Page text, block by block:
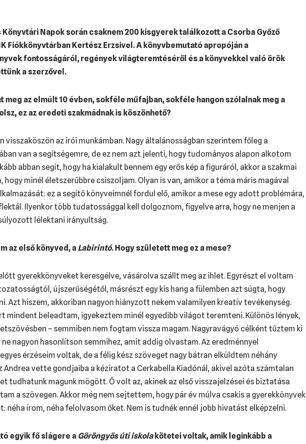
Napok során csaknem 200 kisgyerek találkozott a Csorba Győző
Fiókkönyvtárban Kertész Erzsivel. A könyvbemutató apropóján a
fontosságáról, regények világteremtéséről és a könyvekkel való örök
a szerzővel.
meg az elmúlt 10 évben, sokféle műfajban, sokféle hangon szólalnak meg a
ez az eredeti szakmádnak is köszönhető?
visszaköszön az írói munkámban. Nagy általánosságban szerintem főleg a
van a segítségemre, de ez nem azt jelenti, hogy tudományos alapon alkotom
abban segít, hogy ha kialakult bennem egy erős kép a figuráról, akkor a szakmai
minél életszerűbbre csiszoljam. Olyan is van, amikor a téma máris magával
ez a segítő könyveimnél fordul elő, amikor a mese egy adott problémára,
Ilyenkor több tudatossággal kell dolgoznom, figyelve arra, hogy ne menjen a
lélektani irányultság.
az első könyved, a Labirintó. Hogy született meg ez a mese?
gyerekkönyveket keresgélve, vásárolva szállt meg az ihlet. Egyrészt el voltam
újszerűségétől, másrészt egy kis hang a fülemben azt súgta, hogy
Azt hiszem, akkoriban nagyon hiányzott nekem valamilyen kreatív tevékenység.
mindent beleadtam, igyekeztem minél egyedibb világot teremteni. Különös lények,
– semmiben nem fogtam vissza magam. Nagyravágyó célként tűztem ki
ne nagyon hasonlítson semmihez, amit addig olvastam. Az eredménnyel
érzéseim voltak, de a félig kész szöveget nagy bátran elküldtem néhány
Andrea vette gondjaiba a kéziratot a Cerkabella Kiadónál, akivel azóta számtalan
tudhatunk magunk mögött. Ő volt az, akinek az első visszajelzései és biztatása
a szövegen. Akkor még nem sejtettem, hogy pár év múlva csakis a gyerekkönyvek
néha írom, néha felolvasom őket. Nem is tudnék ennél jobb hivatást elképzelni.
egyik fő slágere a Göröngyös úti iskolakötetei voltak, amik leginkább a